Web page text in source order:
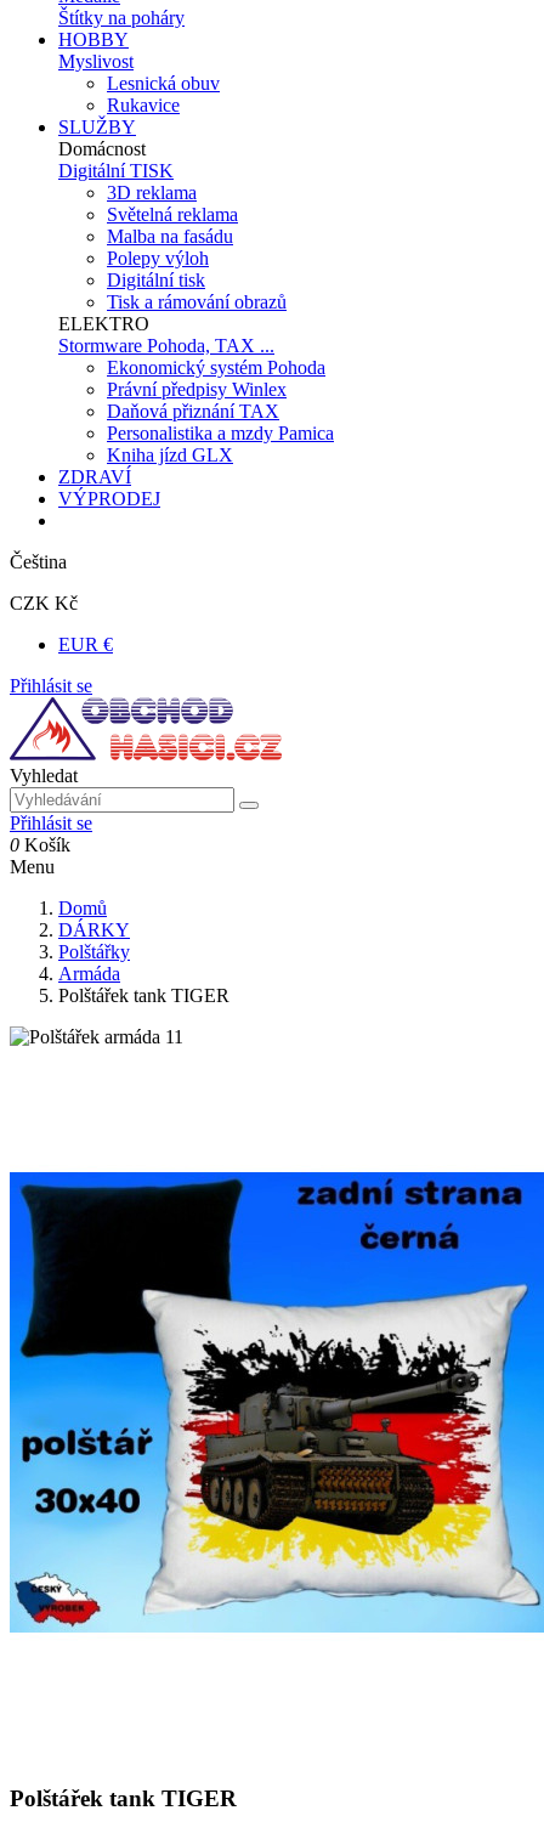
Štítky na poháry
HOBBY
Myslivost
Lesnická obuv
Rukavice
SLUŽBY
Domácnost
Digitální TISK
3D reklama
Světelná reklama
Malba na fasádu
Polepy výloh
Digitální tisk
Tisk a rámování obrazů
ELEKTRO
Stormware Pohoda, TAX ...
Ekonomický systém Pohoda
Právní předpisy Winlex
Daňová přiznání TAX
Personalistika a mzdy Pamica
Kniha jízd GLX
ZDRAVÍ
VÝPRODEJ
Čeština
CZK Kč
EUR €
Přihlásit se
Vyhledat
Přihlásit se
0 Košík
Menu
Domů
DÁRKY
Polštářky
Armáda
Polštářek tank TIGER
Polštářek tank TIGER